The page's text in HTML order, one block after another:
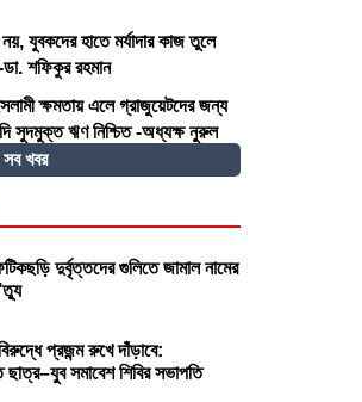
নয়, যুবকদের হাতে মর্যাদার কাজ তুলে
ডা. শফিকুর রহমান
ক্ষমতায় এলে গ্রাজুয়েটদের জন্য
সুদমুক্ত ঋণ নিশ্চিত -অধ্যক্ষ নুরুল
সব খবর
দুর্বৃত্তদের গুলিতে জামাল নামের
বিরুদ্ধে প্রজন্ম রুখে দাঁড়াবে:
সমাবেশ শিবির সভাপতি